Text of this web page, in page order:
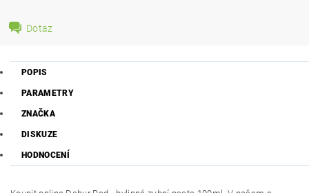
Dotaz
POPIS
PARAMETRY
ZNAČKA
DISKUZE
HODNOCENÍ